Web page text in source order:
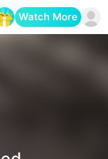
Watch More